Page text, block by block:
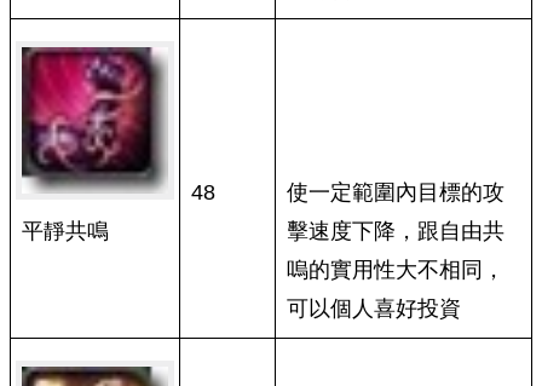
平靜共鳴
48
使一定範圍內目標的攻
擊速度下降，跟自由共
嗚的實用性大不相同，
可以個人喜好投資